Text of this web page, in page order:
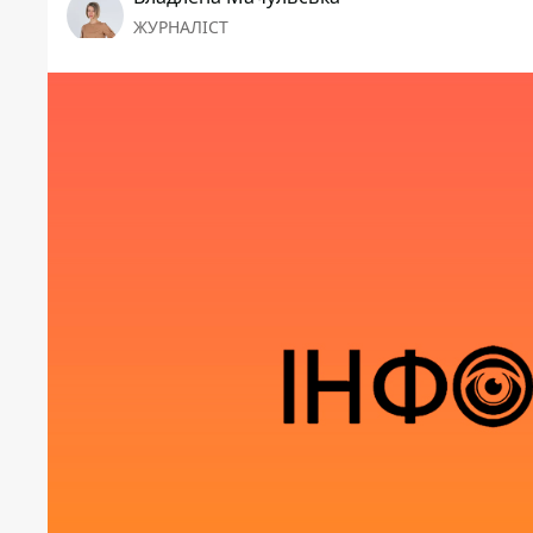
ЖУРНАЛІСТ